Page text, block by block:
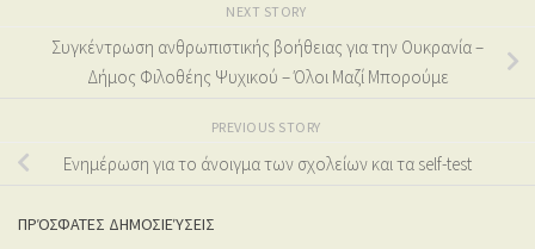
NEXT STORY
Συγκέντρωση ανθρωπιστικής βοήθειας για την Ουκρανία –
Δήμος Φιλοθέης Ψυχικού – Όλοι Μαζί Μπορούμε
PREVIOUS STORY
Ενημέρωση για το άνοιγμα των σχολείων και τα self-test
ΠΡΌΣΦΑΤΕΣ ΔΗΜΟΣΙΕΎΣΕΙΣ